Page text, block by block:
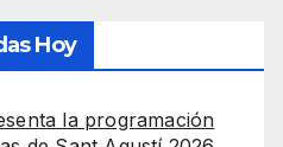
Hoy
la programación